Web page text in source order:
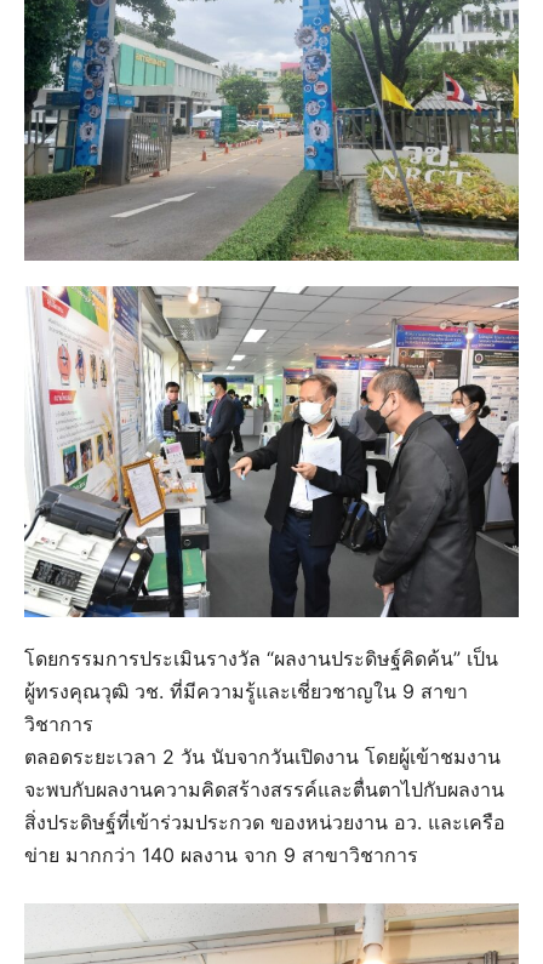
โดยกรรมการประเมินรางวัล “ผลงานประดิษฐ์คิดค้น” เป็น
ผู้ทรงคุณวุฒิ วช. ที่มีความรู้และเชี่ยวชาญใน 9 สาขา
วิชาการ
ตลอดระยะเวลา 2 วัน นับจากวันเปิดงาน โดยผู้เข้าชมงาน
จะพบกับผลงานความคิดสร้างสรรค์และตื่นตาไปกับผลงาน
สิ่งประดิษฐ์ที่เข้าร่วมประกวด ของหน่วยงาน อว. และเครือ
ข่าย มากกว่า 140 ผลงาน จาก 9 สาขาวิชาการ